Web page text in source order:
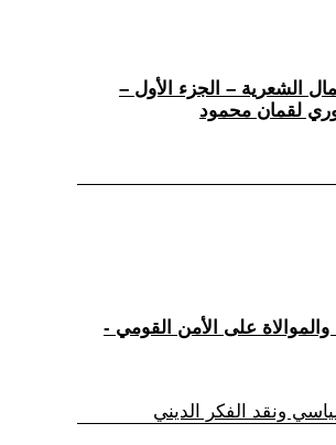
الشعرية – الجزء الأول –
لقمان محمود
والموالاة على الأمن القومي -
ونقد الفكر الديني